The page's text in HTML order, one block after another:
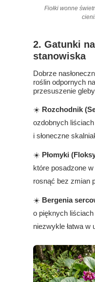
Fiołki wonne
2. Gatunki
stanowiska
Dobrze
roślin odpornych
przesuszenie
☀️ Rozchodnik
ozdobnych
i słoneczne
☀️ Płomyki
które posadzone
rosnąć bez zmian
☀️ Bergenia
o pięknych
niezwykle łatwa w